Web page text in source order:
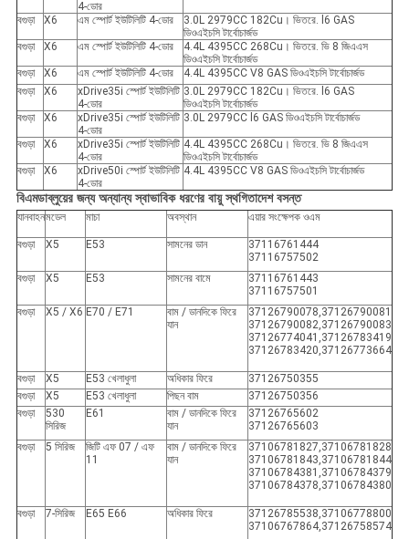
4-ডোর
বগুড়া X6 এম স্পোর্ট ইউটিলিটি 4-ডোর
3.0L 2979CC 182Cu। ভিতরে. l6 GAS
ডিওএইচসি টার্বোচার্জড
বগুড়া
X6 এম স্পোর্ট ইউটিলিটি 4-ডোর
4.4L 4395CC 268Cu। ভিতরে. ভি 8 জিএএস
ডিওএইচসি টার্বোচার্জড
বগুড়া
X6 এম স্পোর্ট ইউটিলিটি 4-ডোর
4.4L 4395CC V8 GAS ডিওএইচসি টার্বোচার্জড
বগুড়া
X6
xDrive35i স্পোর্ট ইউটিলিটি
4-ডোর
3.0L 2979CC 182Cu। ভিতরে. l6 GAS
ডিওএইচসি টার্বোচার্জড
বগুড়া
X6
xDrive35i স্পোর্ট ইউটিলিটি
4-ডোর
3.0L 2979CC l6 GAS ডিওএইচসি টার্বোচার্জড
বগুড়া X6
xDrive35i স্পোর্ট ইউটিলিটি
4-ডোর
4.4L 4395CC 268Cu। ভিতরে. ভি 8 জিএএস
ডিওএইচসি টার্বোচার্জড
বগুড়া
X6
xDrive50i স্পোর্ট ইউটিলিটি
4-ডোর
4.4L 4395CC V8 GAS ডিওএইচসি টার্বোচার্জড
বিএমডাব্লুয়ের জন্য অন্যান্য স্বাভাবিক ধরণের বায়ু স্থগিতাদেশ বসন্ত
যানবাহনমডেল মাচা অবস্থান এয়ার সংক্ষেপক ওএম
বগুড়া X5 E53 সামনের ডান
37116761444
37116757502
বগুড়া
X5 E53 সামনের বামে
37116761443
37116757501
বগুড়া
X5 / X6 E70 / E71
বাম / ডানদিকে ফিরে
যান
37126790078,37126790081
37126790082,37126790083
37126774041,37126783419
37126783420,37126773664
বগুড়া X5 E53 খেলাধুলা অধিকার ফিরে
37126750355
বগুড়া
X5 E53 খেলাধুলা পিছন বাম
37126750356
বগুড়া
530
সিরিজ
E61
বাম / ডানদিকে ফিরে
যান
37126765602
37126765603
বগুড়া
5 সিরিজ
জিটি এফ 07 / এফ
11
বাম / ডানদিকে ফিরে
যান
37106781827,37106781828
37106781843,37106781844
37106784381,37106784379
37106784378,37106784380
বগুড়া 7-সিরিজ E65 E66 অধিকার ফিরে
37126785538,37106778800
37106767864,37126758574